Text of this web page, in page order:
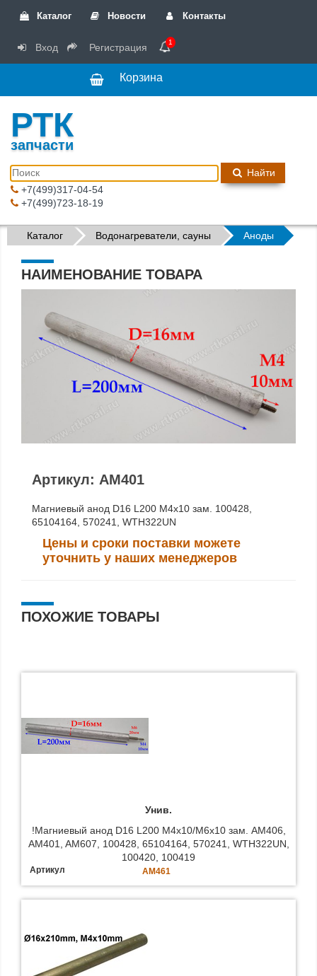
Каталог Новости Контакты
Вход Регистрация 1
Корзина
РТК
запчасти
Найти
+7(499)317-04-54
+7(499)723-18-19
Каталог Водонагреватели, сауны Аноды
НАИМЕНОВАНИЕ ТОВАРА
Артикул: AM401
Магниевый анод D16 L200 M4x10 зам. 100428,
65104164, 570241, WTH322UN
Цены и сроки поставки можете
уточнить у наших менеджеров
ПОХОЖИЕ ТОВАРЫ
Унив.
!Магниевый анод D16 L200 M4x10/M6x10 зам. AM406,
AM401, AM607, 100428, 65104164, 570241, WTH322UN,
100420, 100419
Артикул AM461